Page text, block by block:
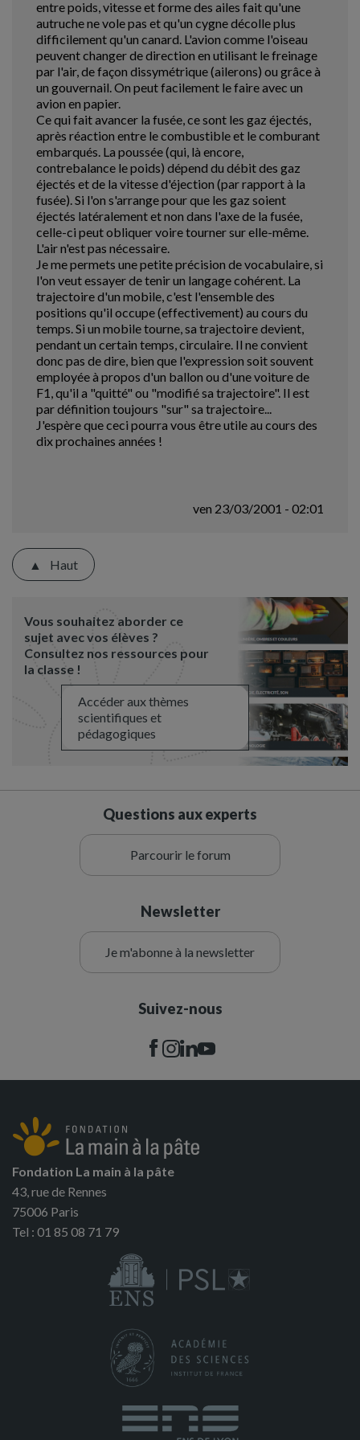
entre poids, vitesse et forme des ailes fait qu'une
autruche ne vole pas et qu'un cygne décolle plus
difficilement qu'un canard. L'avion comme l'oiseau
peuvent changer de direction en utilisant le freinage
par l'air, de façon dissymétrique (ailerons) ou grâce à
un gouvernail. On peut facilement le faire avec un
avion en papier.
Ce qui fait avancer la fusée, ce sont les gaz éjectés,
après réaction entre le combustible et le comburant
embarqués. La poussée (qui, là encore,
contrebalance le poids) dépend du débit des gaz
éjectés et de la vitesse d'éjection (par rapport à la
fusée). Si l'on s'arrange pour que les gaz soient
éjectés latéralement et non dans l'axe de la fusée,
celle-ci peut obliquer voire tourner sur elle-même.
L'air n'est pas nécessaire.
Je me permets une petite précision de vocabulaire, si
l'on veut essayer de tenir un langage cohérent. La
trajectoire d'un mobile, c'est l'ensemble des
positions qu'il occupe (effectivement) au cours du
temps. Si un mobile tourne, sa trajectoire devient,
pendant un certain temps, circulaire. Il ne convient
donc pas de dire, bien que l'expression soit souvent
employée à propos d'un ballon ou d'une voiture de
F1, qu'il a "quitté" ou "modifié sa trajectoire". Il est
par définition toujours "sur" sa trajectoire...
J'espère que ceci pourra vous être utile au cours des
dix prochaines années !
ven 23/03/2001 - 02:01
Haut
Vous souhaitez aborder ce
sujet avec vos élèves ?
Consultez nos ressources pour
la classe !
Accéder aux thèmes
scientifiques et
pédagogiques
Questions aux experts
Parcourir le forum
Newsletter
Je m'abonne à la newsletter
Suivez-nous
Fondation La main à la pâte
43, rue de Rennes
75006 Paris
Tel : 01 85 08 71 79